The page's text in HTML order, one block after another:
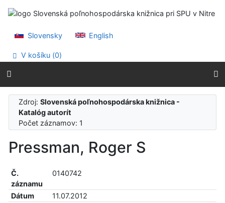
Prejsť na menu
Slovensky
English
V košíku (0)
Zdroj:Slovenská poľnohospodárska knižnica -
Katalóg autorít
Počet záznamov: 1
Pressman, Roger S
Č.
záznamu
0140742
Dátum
11.07.2012